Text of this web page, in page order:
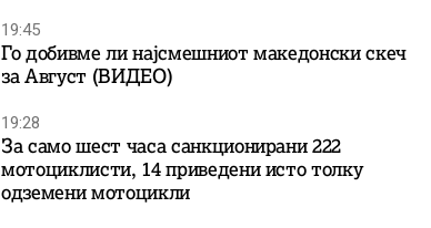
19:45
Го добивме ли најсмешниот македонски скеч
за Август (ВИДЕО)
19:28
За само шест часа санкционирани 222
мотоциклисти, 14 приведени исто толку
одземени мотоцикли